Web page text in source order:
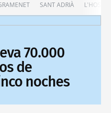
SANT ADRIÀ
70.000
de
noches